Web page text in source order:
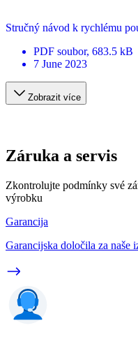
Stručný návod k rychlému
PDF soubor, 683.5 kB
7 June 2023
Zobrazit více
Záruka a servis
Zkontrolujte podmínky své
výrobku
Garancija
Garancijska določila za naše